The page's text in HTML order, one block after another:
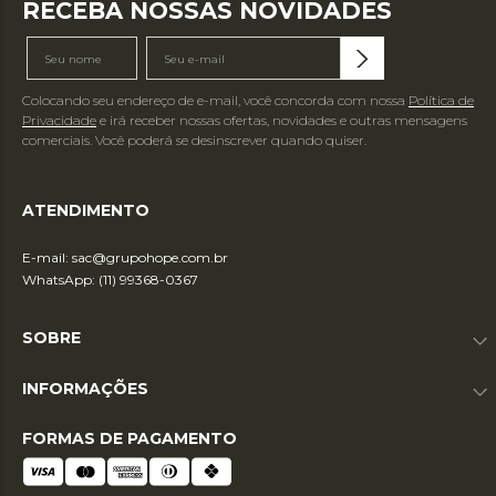
RECEBA NOSSAS NOVIDADES
Colocando seu endereço de e-mail, você concorda com nossa Política de
Privacidade e irá receber nossas ofertas, novidades e outras mensagens
comerciais. Você poderá se desinscrever quando quiser.
ATENDIMENTO
E-mail: sac@grupohope.com.br
WhatsApp: (11) 99368-0367
SOBRE
INFORMAÇÕES
FORMAS DE PAGAMENTO